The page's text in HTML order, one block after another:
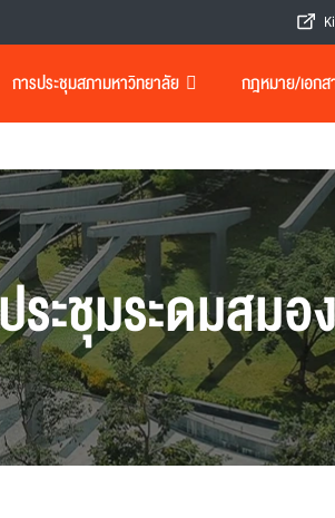
การประชุมสภามหาวิทยาลัย กฎหมาย/เอกส
ระชุมระดมสมอ